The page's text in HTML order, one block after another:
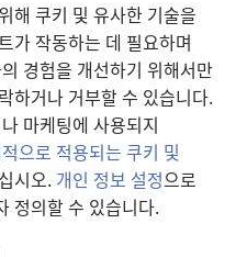
해 쿠키 및 유사한 기술을
가 작동하는 데 필요하며
경험을 개선하기 위해서만
하거나 거부할 수 있습니다.
마케팅에 사용되지
으로 적용되는 쿠키 및
시오. 개인 정보 설정으로
정의할 수 있습니다.